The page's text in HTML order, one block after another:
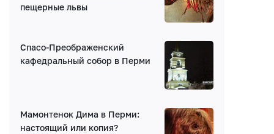
Введите код:
пещерные львы
Спасо-Преображенский
кафедральный собор в Перми
Мамонтенок Дима в Перми:
настоящий или копия?